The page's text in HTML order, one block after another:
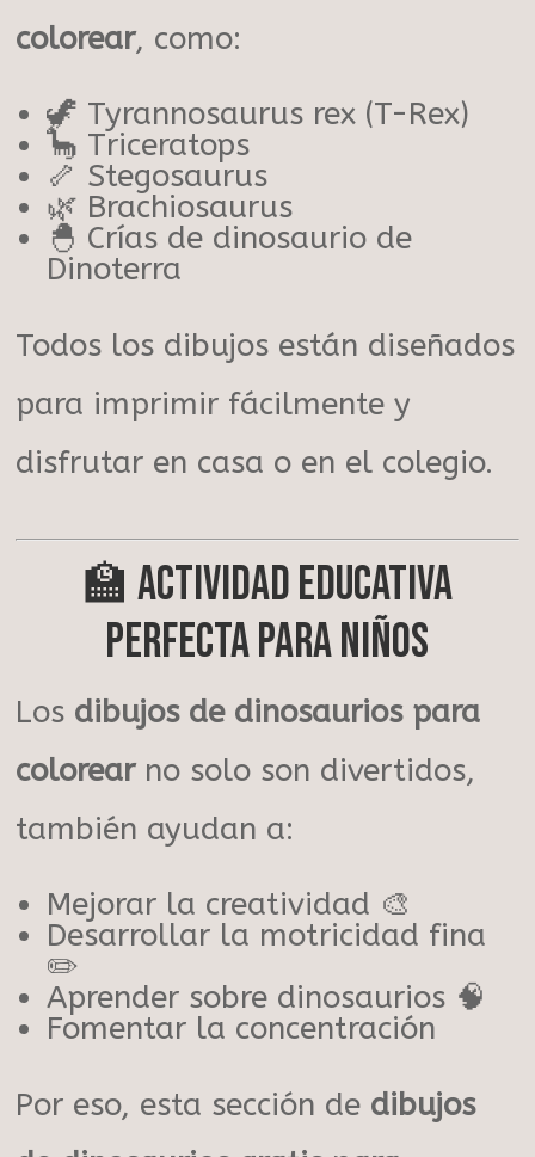
colorear, como:
🦖 Tyrannosaurus rex (T-Rex)
🦕 Triceratops
🦴 Stegosaurus
🌿 Brachiosaurus
🐣 Crías de dinosaurio de
Dinoterra
Todos los dibujos están diseñados
para imprimir fácilmente y
disfrutar en casa o en el colegio.
🏫 Actividad educativa
perfecta para niños
Los dibujos de dinosaurios para
colorearno solo son divertidos,
también ayudan a:
Mejorar la creatividad 🎨
Desarrollar la motricidad fina
✏️
Aprender sobre dinosaurios 🧠
Fomentar la concentración
Por eso, esta sección de dibujos